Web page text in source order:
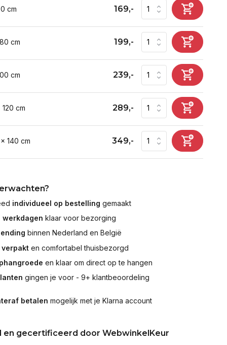
cm 169,-
cm 199,-
cm 239,-
cm 289,-
140 cm 349,-
individueel op bestelling gemaakt
werkdagen klaar voor bezorging
binnen Nederland en België
en comfortabel thuisbezorgd
en klaar om direct op te hangen
gingen je voor - 9+ klantbeoordeling
betalen mogelijk met je Klarna account
en gecertificeerd door WebwinkelKeur